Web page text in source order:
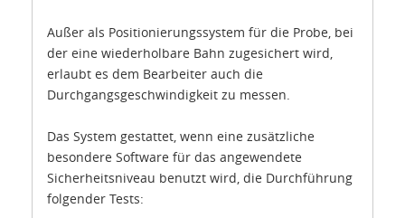
Außer als Positionierungssystem für die Probe, bei
der eine wiederholbare Bahn zugesichert wird,
erlaubt es dem Bearbeiter auch die
Durchgangsgeschwindigkeit zu messen.
Das System gestattet, wenn eine zusätzliche
besondere Software für das angewendete
Sicherheitsniveau benutzt wird, die Durchführung
folgender Tests: